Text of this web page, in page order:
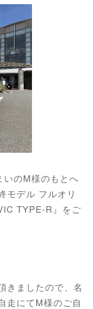
いのM様のもとへ
モデル フルオリ
TYPE-R』をご
きましたので、名
走にてM様のご自